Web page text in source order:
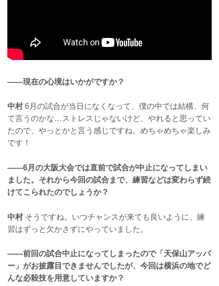
——現在の心境はいかがですか？
中村6月の試合が当日になくなって、僕の中では結構、何
て言うのかな…ストレスじゃないけど、やれると思ってい
たので、やっとかと言う感じですね。めちゃめちゃ楽しみ
です！
——6月の大阪大会では直前で試合が中止になってしまい
ました。それから今回の試合まで、練習などは変わらず続
けてこられたのでしょうか？
中村そうですね。いつチャンスが来ても良いように、練
習はずっと欠かさずにやっていました。
——前回の試合中止になってしまったので「天保山アッパ
ー」がお披露目できませんでしたが、今回は横浜の地でど
んな必殺技を用意していますか？